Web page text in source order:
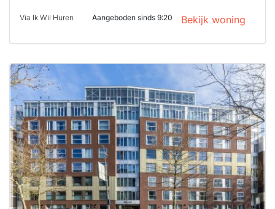
Via Ik Wil Huren Aangeboden sinds 9:20 Bekijk woning
Deze woning
is
waarschijnlijk
al verhuurd
Om kans te
maken moet je
binnen 15
minuten
reageren.
Stekkies helpt
je hierbij!